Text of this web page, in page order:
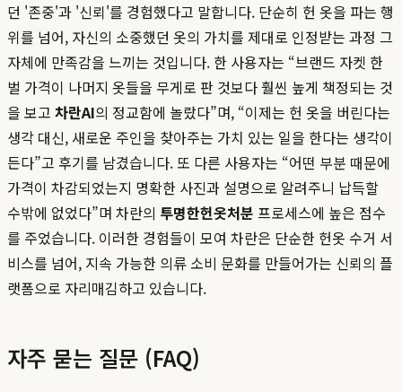
던 '존중'과 '신뢰'를 경험했다고 말합니다. 단순히 헌 옷을 파는 행
위를 넘어, 자신의 소중했던 옷의 가치를 제대로 인정받는 과정 그
자체에 만족감을 느끼는 것입니다. 한 사용자는 “브랜드 자켓 한
벌 가격이 나머지 옷들을 무게로 판 것보다 훨씬 높게 책정되는 것
을 보고 차란AI의 정교함에 놀랐다”며, “이제는 헌 옷을 버린다는
생각 대신, 새로운 주인을 찾아주는 가치 있는 일을 한다는 생각이
든다”고 후기를 남겼습니다. 또 다른 사용자는 “어떤 부분 때문에
가격이 차감되었는지 명확한 사진과 설명으로 알려주니 납득할
수밖에 없었다”며 차란의 투명한헌옷처분 프로세스에 높은 점수
를 주었습니다. 이러한 경험들이 모여 차란은 단순한 헌옷 수거 서
비스를 넘어, 지속 가능한 의류 소비 문화를 만들어가는 신뢰의 플
랫폼으로 자리매김하고 있습니다.
자주 묻는 질문 (FAQ)